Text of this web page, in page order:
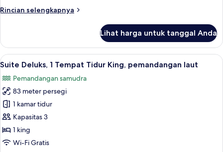
King,
Rincian selengkapnya
Rincian
Kamar
Premium,
1
Tidur
King,
balkon
(View)
Lihat harga untuk tanggal Anda
Lihat
semua
foto
untuk
Suite
Deluks,
1
Tempat
8
Suite Deluks, 1 Tempat Tidur King, pemandangan laut
Pemandangan samudra
83 meter persegi
1 kamar tidur
Kapasitas 3
1 king
Wi-Fi Gratis